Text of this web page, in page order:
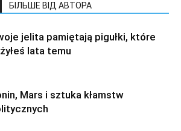
БІЛЬШЕ ВІД АВТОРА
jelita pamiętają pigułki, które
lata temu
Mars i sztuka kłamstw